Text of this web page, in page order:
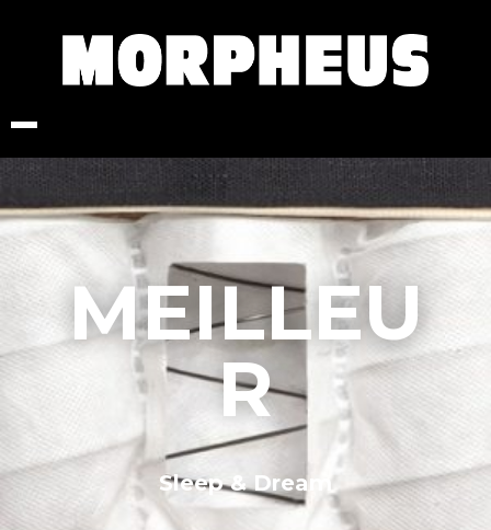
MEILLEU
R
Sleep & Dream